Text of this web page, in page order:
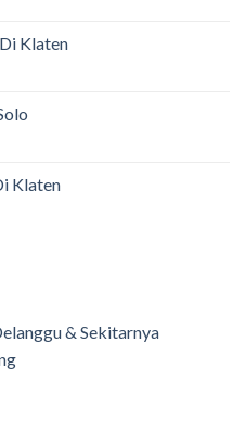
Klaten
Klaten
& Sekitarnya